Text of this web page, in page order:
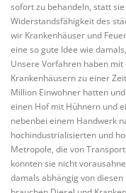
sofort zu behandeln, statt
Widerstandsfähigkeit des
wir Krankenhäuser und
eine so gute Idee wie
Unsere Vorfahren haben
Krankenhäusern zu einer
Million Einwohner hatten
einen Hof mit Hühnern und
nebenbei einem Handwerk
hochindustrialisierten und
Metropole, die von
konnten sie nicht
damals abhängig von